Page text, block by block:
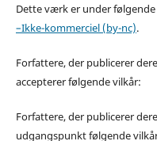
Dette værk er under følgende
–Ikke-kommerciel (by-nc).
Forfattere, der publicerer
accepterer følgende vilkår:
Forfattere, der publicerer
udgangspunkt følgende